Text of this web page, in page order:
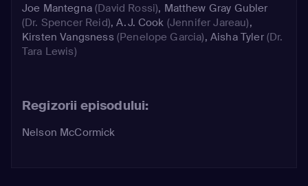
Joe Mantegna(David Rossi), Matthew Gray Gubler
(Dr. Spencer Reid),A.J. Cook (Jennifer Jareau),
Kirsten Vangsness (Penelope Garcia), Aisha Tyler(Dr.
Tara Lewis)
Regizorii episodului:
Nelson McCormick